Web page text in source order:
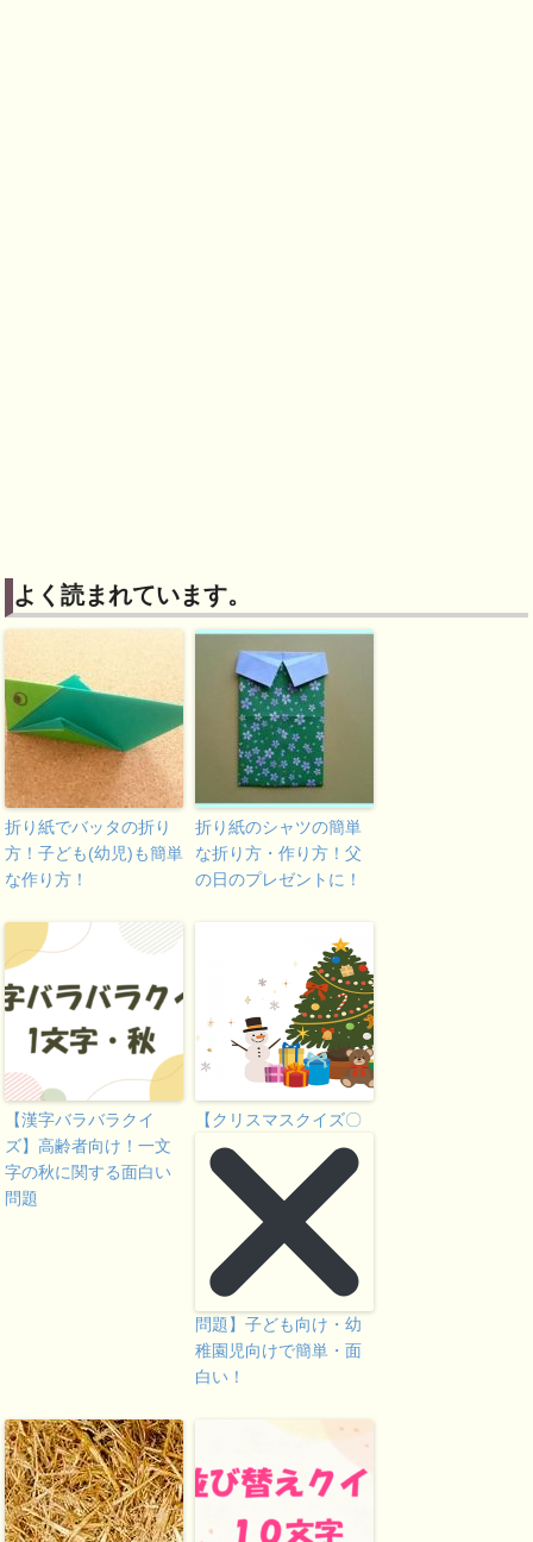
よく読まれています。
折り紙でバッタの折り
方！子ども(幼児)も簡単
な作り方！
折り紙のシャツの簡単
な折り方・作り方！父
の日のプレゼントに！
【漢字バラバラクイ
ズ】高齢者向け！一文
字の秋に関する面白い
問題
【クリスマスクイズ〇
問題】子ども向け・幼
稚園児向けで簡単・面
白い！